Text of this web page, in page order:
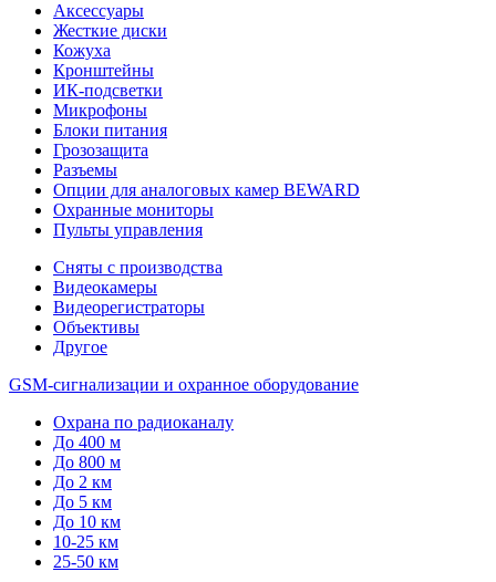
Аксессуары
Жесткие диски
Кожуха
Кронштейны
ИК-подсветки
Микрофоны
Блоки питания
Грозозащита
Разъемы
Опции для аналоговых камер BEWARD
Охранные мониторы
Пульты управления
Сняты с производства
Видеокамеры
Видеорегистраторы
Объективы
Другое
GSM-сигнализации и охранное оборудование
Охрана по радиоканалу
До 400 м
До 800 м
До 2 км
До 5 км
До 10 км
10-25 км
25-50 км